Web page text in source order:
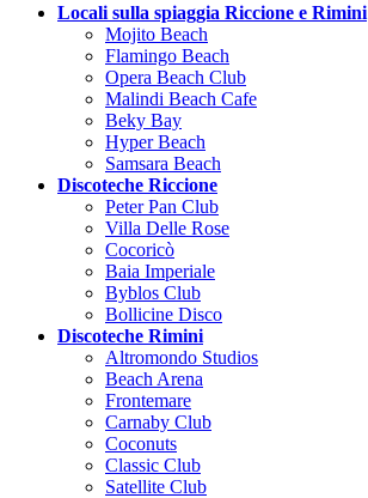
Locali sulla spiaggia Riccione e Rimini
Mojito Beach
Flamingo Beach
Opera Beach Club
Malindi Beach Cafe
Beky Bay
Hyper Beach
Samsara Beach
Discoteche Riccione
Peter Pan Club
Villa Delle Rose
Cocoricò
Baia Imperiale
Byblos Club
Bollicine Disco
Discoteche Rimini
Altromondo Studios
Beach Arena
Frontemare
Carnaby Club
Coconuts
Classic Club
Satellite Club